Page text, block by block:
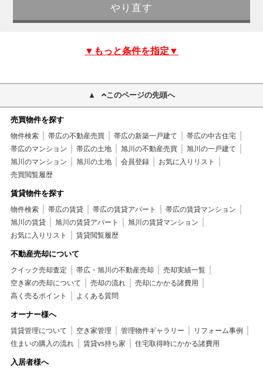
▼もっと条件を指定▼
このページの先頭へ
売買物件を探す
物件検索 帯広の不動産売買 帯広の新築一戸建て
帯広の中古住宅
帯広のマンション
帯広の土地 旭川の不動産売買
旭川の一戸建て
旭川のマンション
旭川の土地 会員登録
お気に入りリスト
売買閲覧履歴
賃貸物件を探す
物件検索 帯広の賃貸 帯広の賃貸アパート
帯広の賃貸マンション
旭川の賃貸
旭川の賃貸アパート
旭川の賃貸マンション
お気に入りリスト
賃貸閲覧履歴
不動産売却について
クイック売却査定 帯広・旭川の不動産売却
売却実績一覧
空き家の売却について
売却の流れ
売却にかかる諸費用
高く売るポイント
よくある質問
オーナー様へ
賃貸管理について 空き家管理 管理物件ギャラリー
リフォーム事例
住まいの購入の流れ
賃貸vs持ち家 住宅取得時にかかる諸費用
入居者様へ